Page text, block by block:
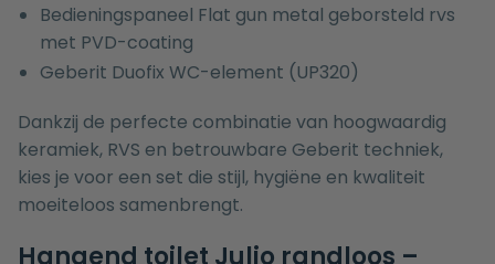
Bedieningspaneel Flat gun metal geborsteld rvs
met PVD-coating
Geberit Duofix WC-element (UP320)
Dankzij de perfecte combinatie van hoogwaardig
keramiek, RVS en betrouwbare Geberit techniek,
kies je voor een set die stijl, hygiëne en kwaliteit
moeiteloos samenbrengt.
Hangend toilet Julio randloos –